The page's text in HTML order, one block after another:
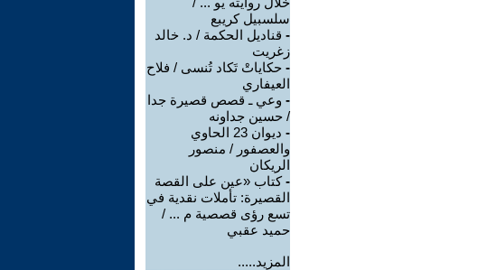
سلسبيل كريبع
- قناديل الحكمة / د. خالد
زغريت
- حكاياتْ تَكاد تُنسى / فلاح
العيفاري
- وعي ـ قصص قصيرة جدا
/ حسين جداونه
-
ديوان 23 الحاوي
والعصفور / منصور
الريكان
-كتاب «عين على القصة
القصيرة: تأملات نقدية في
تسع رؤى قصصية م ... /
حميد عقبي
المزيد.....